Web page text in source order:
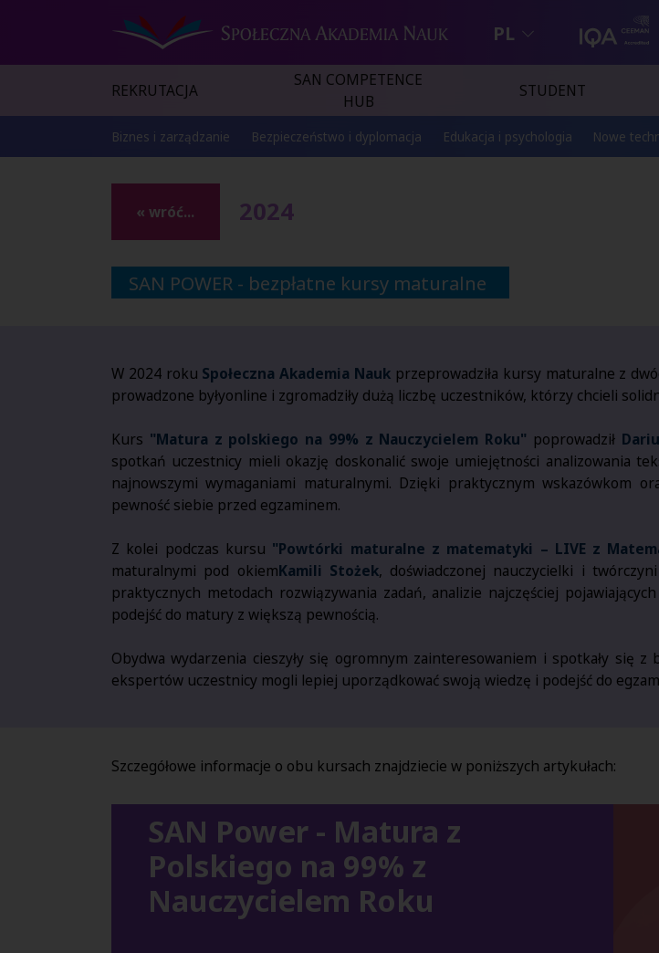
PL
REKRUTACJA
SAN COMPETENCE
HUB
STUDENT
Biznes i zarządzanie Bezpieczeństwo i dyplomacja Edukacja i psychologia Nowe
« wróć... 2024
SAN POWER - bezpłatne kursy maturalne
W 2024 roku Społeczna Akademia Nauk przeprowadziła kursy maturalne z
prowadzone byłyonline i zgromadziły dużą liczbę uczestników, którzy chcieli
Kurs "Matura z polskiego na 99% z Nauczycielem Roku" poprowadził
spotkań uczestnicy mieli okazję doskonalić swoje umiejętności analizowania
najnowszymi wymaganiami maturalnymi. Dzięki praktycznym wskazówkom
pewność siebie przed egzaminem.
Z kolei podczas kursu "Powtórki maturalne z matematyki – LIVE z
maturalnymi pod okiemKamili Stożek, doświadczonej nauczycielki i
praktycznych metodach rozwiązywania zadań, analizie najczęściej
podejść do matury z większą pewnością.
Obydwa wydarzenia cieszyły się ogromnym zainteresowaniem i spotkały się
ekspertów uczestnicy mogli lepiej uporządkować swoją wiedzę i podejść do
Szczegółowe informacje o obu kursach znajdziecie w poniższych artykułach:
SAN Power - Matura z
Polskiego na 99% z
Nauczycielem Roku